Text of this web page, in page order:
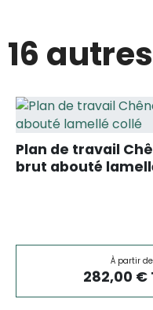
16
Plan de travail
brut abouté
À partir de
282,00 €